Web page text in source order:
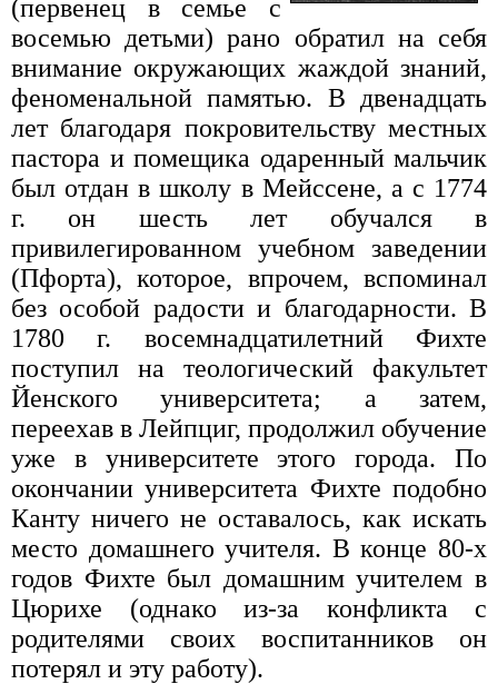
(первенец в семье с
восемью детьми) рано обратил на себя
внимание окружающих жаждой знаний,
феноменальной памятью. В двенадцать
лет благодаря покровительству местных
пастора и помещика одаренный мальчик
был отдан в школу в Мейссене, а с 1774
г. он шесть лет обучался в
привилегированном учебном заведении
(Пфорта), которое, впрочем, вспоминал
без особой радости и благодарности. В
1780 г. восемнадцатилетний Фихте
поступил на теологический факультет
Йенского университета; а затем,
переехав в Лейпциг, продолжил обучение
уже в университете этого города. По
окончании университета Фихте подобно
Канту ничего не оставалось, как искать
место домашнего учителя. В конце 80-х
годов Фихте был домашним учителем в
Цюрихе (однако из-за конфликта с
родителями своих воспитанников он
потерял и эту работу).